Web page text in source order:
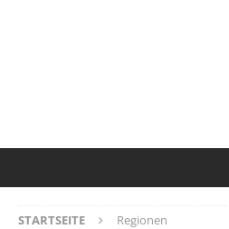
STARTSEITE Regionen